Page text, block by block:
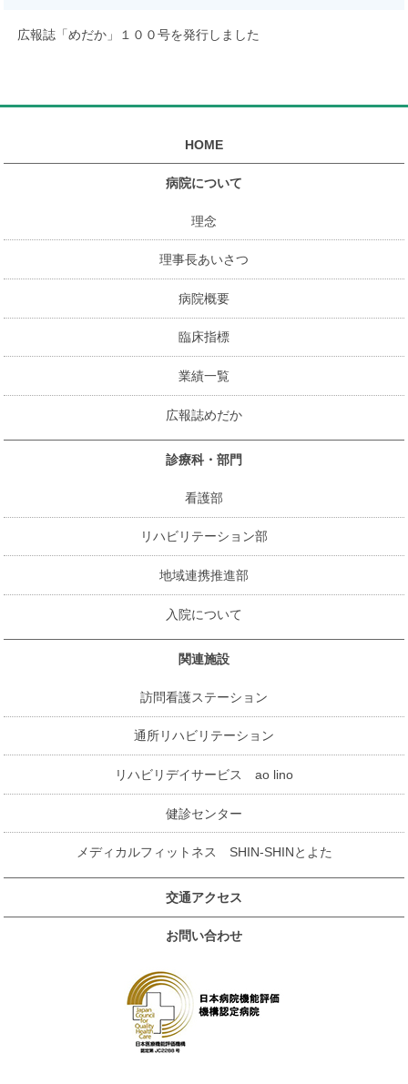
広報誌「めだか」１００号を発行しました
HOME
病院について
理念
理事長あいさつ
病院概要
臨床指標
業績一覧
広報誌めだか
診療科・部門
看護部
リハビリテーション部
地域連携推進部
入院について
関連施設
訪問看護ステーション
通所リハビリテーション
リハビリデイサービス ao lino
健診センター
メディカルフィットネス SHIN-SHINとよた
交通アクセス
お問い合わせ